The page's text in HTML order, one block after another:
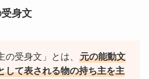
身文
の受身文」とは、元の能動文
して表される物の持ち主を主